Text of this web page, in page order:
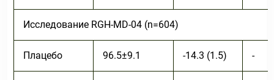
Исследование RGH-MD-04 (n=604)
Плацебо 96.5±9.1 -14.3 (1.5) -